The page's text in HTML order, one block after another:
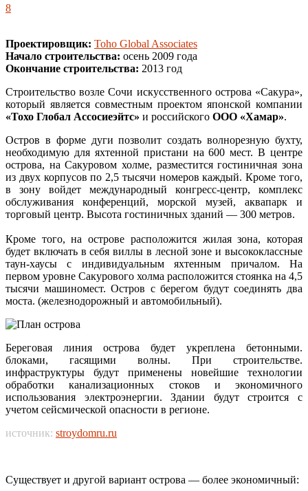
8
Проектировщик: Toho Global Associates
Начало строительства: осень 2009 года
Окончание строительства: 2013 год
Строительство возле Сочи искусственного острова «Сакура»,
который является совместным проектом японской компании
«Тохо Глобал Ассосиеэйтс» и российского ООО «Хамар».
Остров в форме дуги позволит создать волнорезную бухту,
необходимую для яхтенной пристани на 600 мест. В центре
острова, на Сакуровом холме, разместится гостиничная зона
из двух корпусов по 2,5 тысячи номеров каждый. Кроме того,
в зону войдет международный конгресс-центр, комплекс
обслуживания конференций, морской музей, аквапарк и
торговый центр. Высота гостиничных зданий — 300 метров.
Кроме того, на острове расположится жилая зона, которая
будет включать в себя виллы в лесной зоне и высококлассные
таун-хаусы с индивидуальным яхтенным причалом. На
первом уровне Сакурового холма расположится стоянка на 4,5
тысячи машиномест. Остров с берегом будут соединять два
моста. (железнодорожный и автомобильный).
Береговая линия острова будет укреплена бетонными.
блоками, гасящими волны. При строительстве.
инфраструктуры будут применены новейшие технологии
обработки канализационных стоков и экономичного
использования электроэнергии. Здании будут строится с
учетом сейсмической опасности в регионе.
источник: stroydomru.ru
Существует и другой вариант острова — более экономичный: